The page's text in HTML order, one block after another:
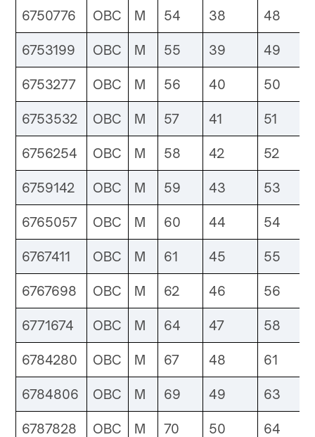
6750776 OBC M 54 38 48
6753199 OBC M 55 39 49
6753277 OBC M 56 40 50
6753532 OBC M 57 41 51
6756254 OBC M 58 42 52
6759142 OBC M 59 43 53
6765057 OBC M 60 44 54
6767411 OBC M 61 45 55
6767698 OBC M 62 46 56
6771674 OBC M 64 47 58
6784280 OBC M 67 48 61
6784806 OBC M 69 49 63
6787828 OBC M 70 50 64